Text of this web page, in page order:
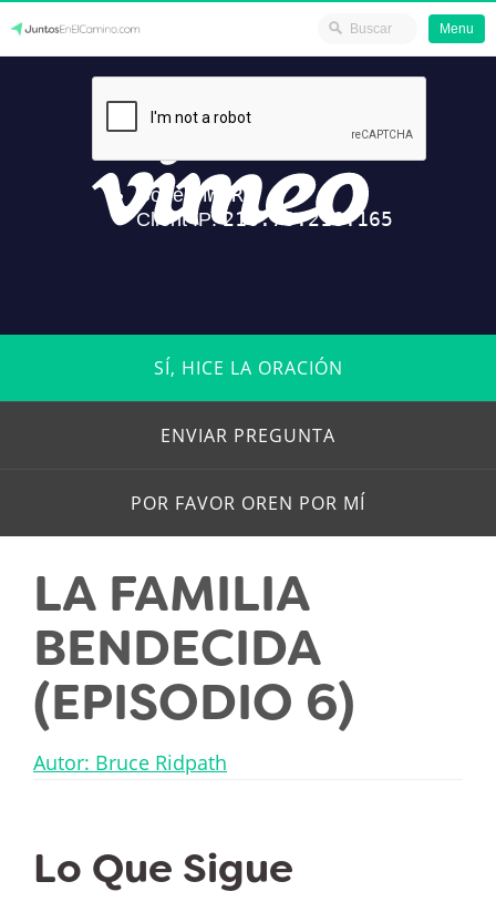
Menu
SÍ, HICE LA ORACIÓN
ENVIAR PREGUNTA
POR FAVOR OREN POR MÍ
LA FAMILIA
BENDECIDA
(EPISODIO 6)
Autor: Bruce Ridpath
Lo Que Sigue